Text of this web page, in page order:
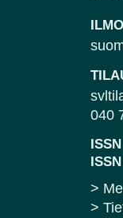
040
>
>